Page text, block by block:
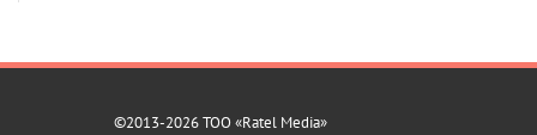
©2013-2026 ТОО «Ratel Media»